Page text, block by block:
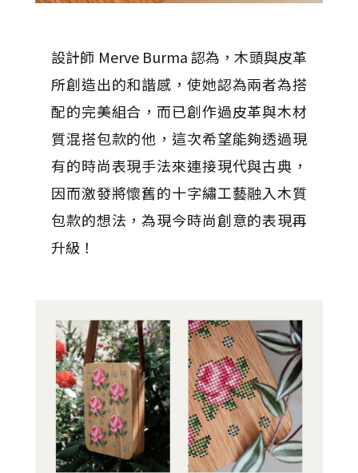
設計師 Merve Burma 認為，木頭與皮革
所創造出的和諧感，使她認為兩者為搭
配的完美組合，而已創作過皮革與木材
質混搭包款的他，這次希望能夠透過現
有的時尚表現手法來連接現代與古典，
因而激發將懷舊的十字繡工藝融入木質
包款的想法，為現今時尚創意的表現再
升級！